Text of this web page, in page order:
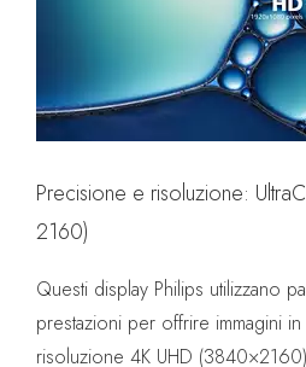
Precisione e risoluzione:
2160)
Questi display Philips utilizzano
prestazioni per offrire immagini in
risoluzione 4K UHD